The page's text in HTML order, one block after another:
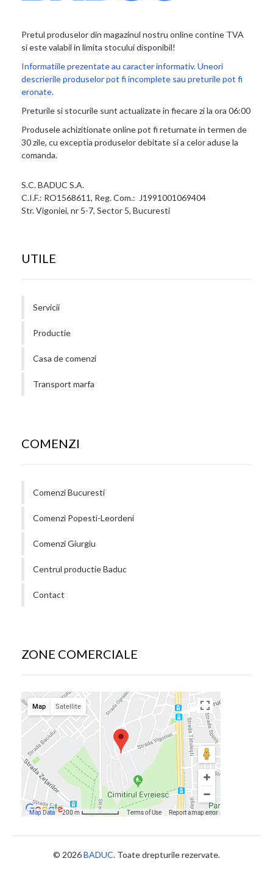
Pretul produselor din magazinul nostru online contine TVA
si este valabil in limita stocului disponibil!
Informatiile prezentate au caracter informativ. Uneori
descrierile produselor pot fi incomplete sau preturile pot fi
eronate.
Preturile si stocurile sunt actualizate in fiecare zi la ora 06:00
Produsele achizitionate online pot fi returnate in termen de
30 zile, cu exceptia produselor debitate si a celor aduse la
comanda.
S.C. BADUC S.A.
C.I.F.: RO1568611, Reg. Com.: J1991001069404
Str. Vigoniei, nr 5-7, Sector 5, Bucuresti
UTILE
Servicii
Productie
Casa de comenzi
Transport marfa
COMENZI
Comenzi Bucuresti
Comenzi Popesti-Leordeni
Comenzi Giurgiu
Centrul productie Baduc
Contact
ZONE COMERCIALE
© 2026BADUC. Toate drepturile rezervate.